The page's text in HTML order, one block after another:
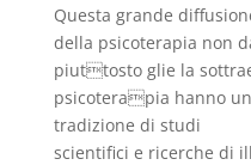
Questa grande
della psicoterapia non
piuttosto glie la
psicoterapia hanno
tradizione di studi
scientifici e ricerche di